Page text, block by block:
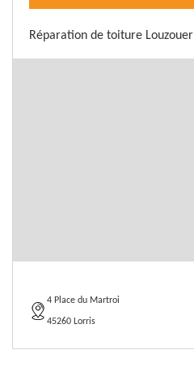
Réparation de toiture Louzouer
4 Place du Martroi
45260 Lorris